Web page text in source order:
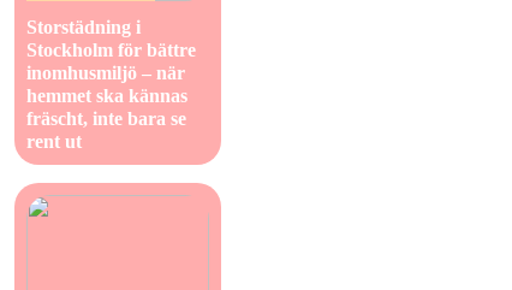
Storstädning i
Stockholm för bättre
inomhusmiljö – när
hemmet ska kännas
fräscht, inte bara se
rent ut